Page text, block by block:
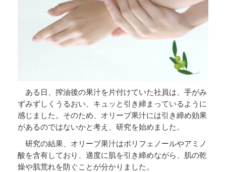
ある日、搾油後の果汁を片付けていた社員は、手がみ
ずみずしくうるおい、キュッと引き締まっているように
感じました。そのため、オリーブ果汁には引き締め効果
があるのではないかと考え、研究を始めました。
研究の結果、オリーブ果汁はポリフェノールやアミノ
酸を含有しており、適度に肌を引き締めながら、肌の乾
燥や肌荒れを防ぐことが分かりました。